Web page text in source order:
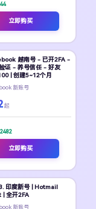
立即购买
越南号 - 已开2FA -
证 - 养号信任 - 好友
| 创建5~12个月
新账号
起
立即购买
印度新号 | Hotmail
| 全开2FA
新账号